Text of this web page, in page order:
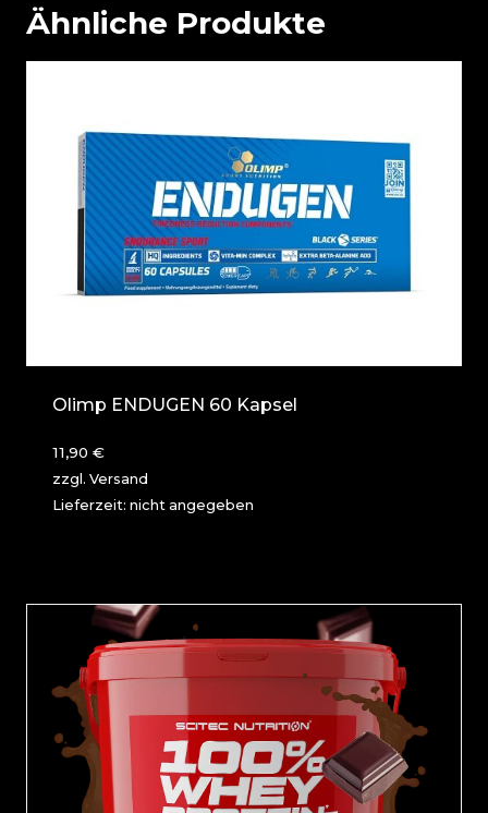
Ähnliche Produkte
Olimp ENDUGEN 60 Kapsel
11,90 €
zzgl. Versand
Lieferzeit: nicht angegeben